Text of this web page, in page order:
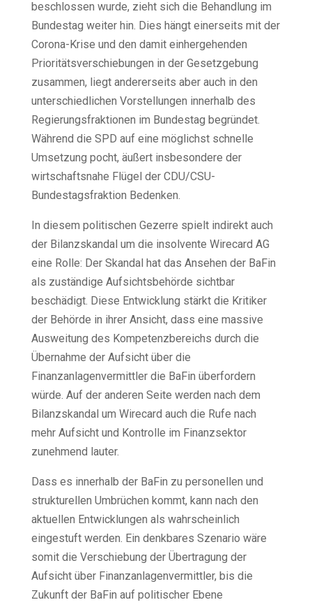
beschlossen wurde, zieht sich die Behandlung im
Bundestag weiter hin. Dies hängt einerseits mit der
Corona-Krise und den damit einhergehenden
Prioritätsverschiebungen in der Gesetzgebung
zusammen, liegt andererseits aber auch in den
unterschiedlichen Vorstellungen innerhalb des
Regierungsfraktionen im Bundestag begründet.
Während die SPD auf eine möglichst schnelle
Umsetzung pocht, äußert insbesondere der
wirtschaftsnahe Flügel der CDU/CSU-
Bundestagsfraktion Bedenken.
In diesem politischen Gezerre spielt indirekt auch
der Bilanzskandal um die insolvente Wirecard AG
eine Rolle: Der Skandal hat das Ansehen der BaFin
als zuständige Aufsichtsbehörde sichtbar
beschädigt. Diese Entwicklung stärkt die Kritiker
der Behörde in ihrer Ansicht, dass eine massive
Ausweitung des Kompetenzbereichs durch die
Übernahme der Aufsicht über die
Finanzanlagenvermittler die BaFin überfordern
würde. Auf der anderen Seite werden nach dem
Bilanzskandal um Wirecard auch die Rufe nach
mehr Aufsicht und Kontrolle im Finanzsektor
zunehmend lauter.
Dass es innerhalb der BaFin zu personellen und
strukturellen Umbrüchen kommt, kann nach den
aktuellen Entwicklungen als wahrscheinlich
eingestuft werden. Ein denkbares Szenario wäre
somit die Verschiebung der Übertragung der
Aufsicht über Finanzanlagenvermittler, bis die
Zukunft der BaFin auf politischer Ebene